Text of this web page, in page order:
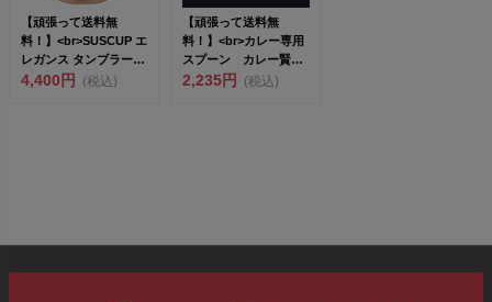
【頑張って送料無
料！】<br>SUSCUP エ
レガンス タンブラー
シャ...
4,400円 (税込)
【頑張って送料無
料！】<br>カレー専用
スプーン カレー賢人
「サクー」1...
2,235円 (税込)